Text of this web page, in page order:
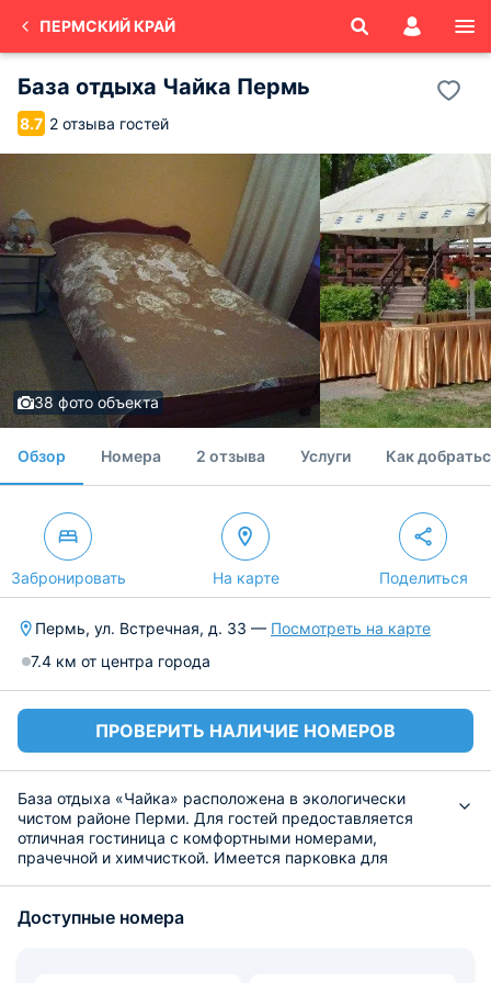
ПЕРМСКИЙ КРАЙ
База отдыха Чайка Пермь
8.7 2 отзыва гостей
38 фото объекта
Обзор Номера 2 отзыва Услуги Как
Забронировать На карте Поделиться
Пермь, ул. Встречная, д. 33 — Посмотреть на карте
7.4 км от центра города
ПРОВЕРИТЬ НАЛИЧИЕ НОМЕРОВ
База отдыха «Чайка» расположена в экологически
чистом районе Перми. Для гостей предоставляется
отличная гостиница с комфортными номерами,
прачечной и химчисткой. Имеется парковка для
просторные беседки и летние террасы позволяют
Доступные номера